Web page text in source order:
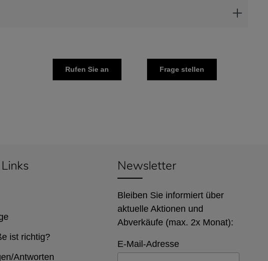
Rufen Sie an Frage stellen
Newsletter
Bleiben Sie informiert über
aktuelle Aktionen und
Abverkäufe (max. 2x Monat):
E-Mail-Adresse
ist richtig?
Antworten